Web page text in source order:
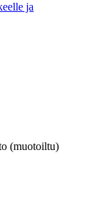
ja
(muotoiltu)